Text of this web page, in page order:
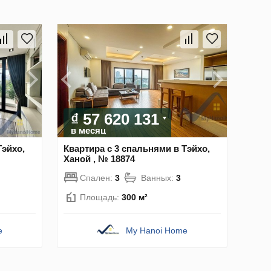
₫ 57 620 131
в месяц
Квартира с 3 спальнями в Тэйхо,
Ханой , № 18874
Спален: 3 Ванных: 3
Площадь: 300 м²
My Hanoi Home